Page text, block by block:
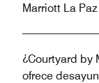
Marriott La
¿Courtyard by
ofrece